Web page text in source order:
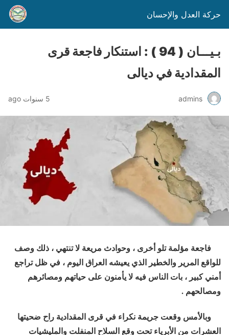
حركة العدل والإحسان
بـيـــان ( 94 ) : استنكار فاجعة قرى
المقدادية في ديالى
admins 5 سنوات ago
فاجعة مؤلمة تلو أخرى ، وحوادث مريعة لا تنتهي ، ذلك وصف
للواقع المرير والخطير الذي يعيشه العراق اليوم ، في ظل تراجع
أمني كبير ، بات الناس فيه لا يأمنون على حياتهم ومصائرهم
ومصالحهم .
وبالأمس وقعت جريمة نكراء في قرى المقدادية راح ضحيتها
العشرات من الأبرياء تحت وقع السلاح المنفلت والمليشيات